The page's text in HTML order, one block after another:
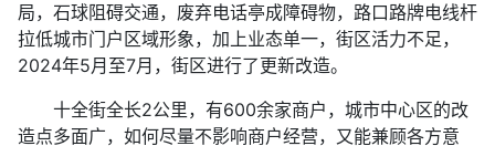
局，石球阻碍交通，废弃电话亭成障碍物，路口路牌电线杆
拉低城市门户区域形象，加上业态单一，街区活力不足，
2024年5月至7月，街区进行了更新改造。
十全街全长2公里，有600余家商户，城市中心区的改
造点多面广，如何尽量不影响商户经营，又能兼顾各方意